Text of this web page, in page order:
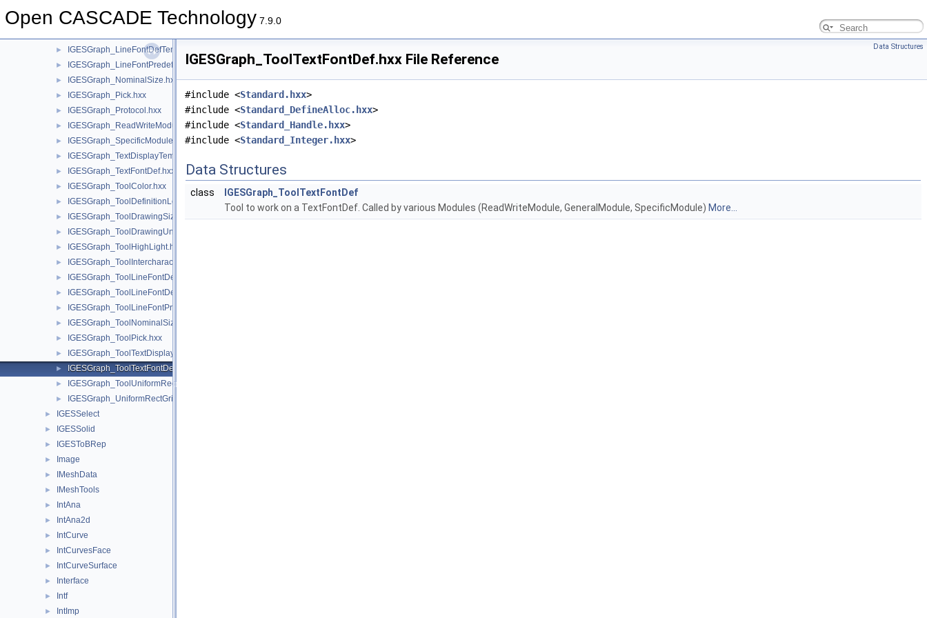
Open CASCADE Technology 7.9.0
► IGESGraph_IntercharacterSpacing.hxx
► IGESGraph_LineFontDefTemplate.hxx
► IGESGraph_LineFontPredefined.hxx
► IGESGraph_NominalSize.hxx
► IGESGraph_Pick.hxx
► IGESGraph_Protocol.hxx
► IGESGraph_ReadWriteModule.hxx
► IGESGraph_SpecificModule.hxx
► IGESGraph_TextDisplayTemplate.hxx
► IGESGraph_TextFontDef.hxx
► IGESGraph_ToolColor.hxx
► IGESGraph_ToolDefinitionLevel.hxx
► IGESGraph_ToolDrawingSize.hxx
► IGESGraph_ToolDrawingUnits.hxx
► IGESGraph_ToolHighLight.hxx
► IGESGraph_ToolIntercharacterSpacing.hxx
► IGESGraph_ToolLineFontDefPattern.hxx
► IGESGraph_ToolLineFontDefTemplate.hxx
► IGESGraph_ToolLineFontPredefined.hxx
► IGESGraph_ToolNominalSize.hxx
► IGESGraph_ToolPick.hxx
► IGESGraph_ToolTextDisplayTemplate.hxx
► IGESGraph_ToolTextFontDef.hxx
► IGESGraph_ToolUniformRectGrid.hxx
► IGESGraph_UniformRectGrid.hxx
► IGESSelect
► IGESSolid
► IGESToBRep
► Image
► IMeshData
► IMeshTools
► IntAna
► IntAna2d
► IntCurve
► IntCurvesFace
► IntCurveSurface
► Interface
► Intf
► IntImp
Data Structures
IGESGraph_ToolTextFontDef.hxx File Reference
#include <Standard.hxx>
#include <Standard_DefineAlloc.hxx>
#include <Standard_Handle.hxx>
#include <Standard_Integer.hxx>
Data Structures
class
IGESGraph_ToolTextFontDef
Tool to work on a TextFontDef. Called by various Modules (ReadWriteModule, GeneralModule, SpecificModule) More...